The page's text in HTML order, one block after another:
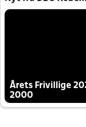
Årets Frivillige
2000